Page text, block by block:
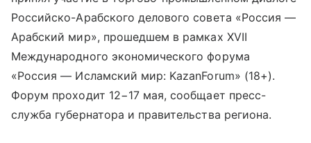
Российско-Арабского делового совета «Россия —
Арабский мир», прошедшем в рамках XVII
Международного экономического форума
«Россия — Исламский мир: KazanForum» (18+).
Форум проходит 12−17 мая, сообщает пресс-
служба губернатора и правительства региона.